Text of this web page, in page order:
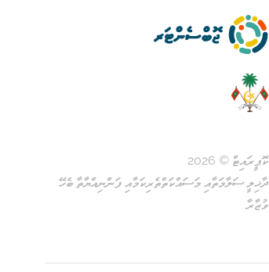
ކޮޕީރައިޓް © 2026
ދާޚިލީ ސަލާމަތާއި މަސައްކަތްތެރިކަމާއި ފަންނިއްޔާތާ ބެހޭ
ވުޒާރާ